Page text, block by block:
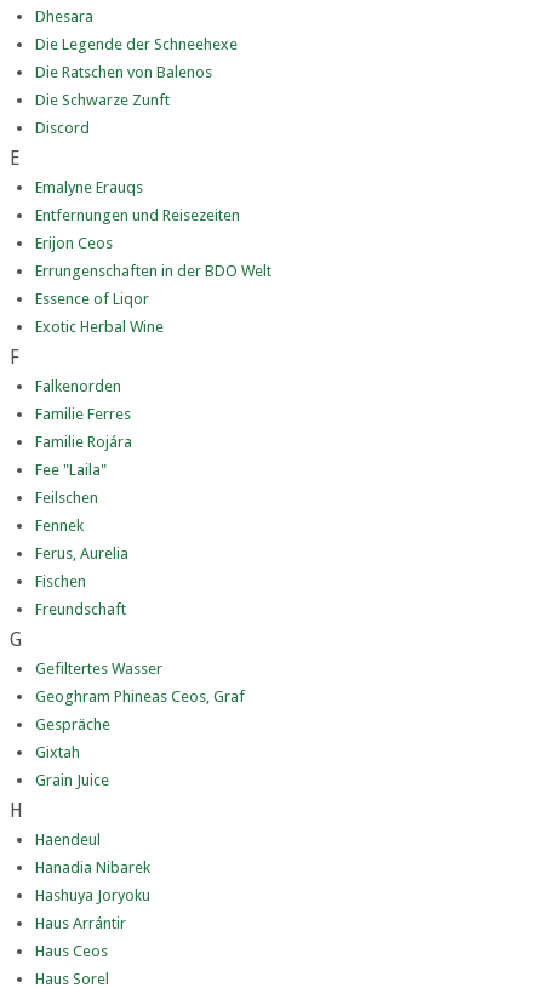
Dhesara
Die Legende der Schneehexe
Die Ratschen von Balenos
Die Schwarze Zunft
Discord
E
Emalyne Erauqs
Entfernungen und Reisezeiten
Erijon Ceos
Errungenschaften in der BDO Welt
Essence of Liqor
Exotic Herbal Wine
F
Falkenorden
Familie Ferres
Familie Rojára
Fee "Laila"
Feilschen
Fennek
Ferus, Aurelia
Fischen
Freundschaft
G
Gefiltertes Wasser
Geoghram Phineas Ceos, Graf
Gespräche
Gixtah
Grain Juice
H
Haendeul
Hanadia Nibarek
Hashuya Joryoku
Haus Arrántir
Haus Ceos
Haus Sorel